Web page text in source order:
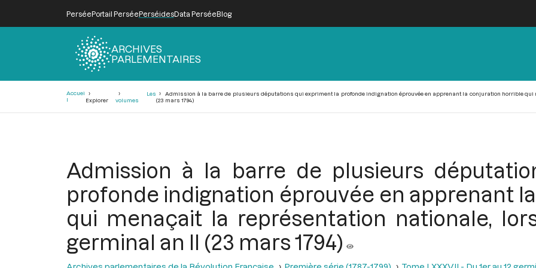
PerséePortail PerséePerséidesData PerséeBlog
ARCHIVES
PARLEMENTAIRES
Accuei
l
Explorer
Les
volumes
Admission à la barre de plusieurs députations qui expriment la profonde indignation éprouvée en apprenant la conjuration horrible
(23 mars 1794)
Admission à la barre de plusieurs
profonde indignation éprouvée en apprenant
qui menaçait la représentation nationale,
germinal an II (23 mars 1794)